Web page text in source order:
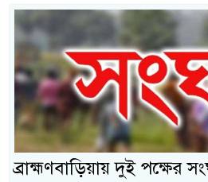
ব্রাহ্মণবাড়িয়ায় দুই পক্ষের